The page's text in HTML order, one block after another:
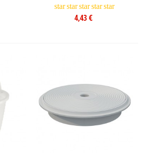
starstarstarstarstar
4,43 €